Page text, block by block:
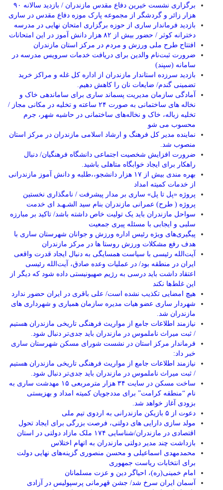
برگزاری نشست خیرین دفاع مقدس مازندران / بازدید سالانه ۹۰
هزار زائر و گردشگر از مجموعه پارک موزه دفاع مقدس در ساری
بازدید فرماندار ساری از حوزه برگزاری امتحان نهایی در مدرسه
دخترانه کوثر / حضور بیش از ۸۲ هزار دانش آموز در این امتحانات
افتتاح طرح ملی ورزش و مردم در مرکز استان مازندران
ضرورت ثبت‌نام والدین برای دریافت خدمات سرویس مدرسه در
سامانه (سپند)
بازدید سرزده استاندار مازندران از اداره کل غله و مراکز خرید
تضمینی گندم/ ضایعات نان را کاهش دهیم.
آمادگی سازمان مدیریت پسماند ساری برای ساماندهی خاک و
نخاله های ساختمانی به صورت ۲۴ ساعته و تخلیه در مکانی مجاز /
تخلیه زباله، خاک و نخاله‌های ساختمانی در حاشیه شهر، جرم
محسوب می شو
نماینده مدیر کل فرهنگ و ارشاد اسلامی مازندران در مرکز استان
منصوب شد.
ضرورت افزایش شخصیت اجتماعی دانشگاه فرهنگیان/ دنبال
راهکار برای ایجاد خوابگاه متاهلی باشید.
بهره مندی بیش از ۱۷ هزار دانشجو،،طلبه و دانش آموز مازندرانی
از خدمات کمیته امداد
پروژه «پل تا پل» ساری بر مدار پیشرفت / نامگذاری نخستین
پروژه ( طرح) عمرانی مازندران بنام سید الشـهـد ای خدمت
سواحل مازندران باید یک تولیت خاص داشته باشد/ تاکید بر مبارزه
سلبی و ایجابی با مسئله پیری جمعیت
پیگیری‌های ویژه رئیس اداره ورزش و جوانان شهرستان ساری با
هدف رفع مشکلات ورزش روستا ها در مرکز مازندران
آیت‌الله رئیسی با سیاست همسایگی به دنبال ایجاد قدرت واقعی
ایران در منطقه بود/ در عملیات وعده صادق، آیت‌الله رئیسی
اعتقاد داشت باید درسی به رژیم صهیونیستی داده شود که دیگر از
این غلط‌ها نکند
هیچ امضایی تکذیب نشده است/ علی باقری در ایران حضور ندارد
شهردار ساری عضو هیات مدیره سازمان همیاری و شهرداری های
مازندران شد.
نیازمند اطلاعات جامع از مواریث فرهنگی تاریخی مازندران هستیم
/ ثبت میراث ناملموس در مازندران باید جدی‌تر دنبال شود.
فرماندار مرکز استان در نشست شورای مسکن شهرستان ساری
خبر داد:
نیازمند اطلاعات جامع از مواریث فرهنگی تاریخی مازندران هستیم
/ ثبت میراث ناملموس در مازندران باید جدی‌تر دنبال شود.
ساخت مسکن در سایت ۳۴ هزار مترمربعی ۱۵ مهدشت ساری به
نام “منطقه کرامت” برای مددجویان کمیته امداد و بهزیستی
بزودی آغاز خواهد شد.
دعوت از ۵ بازیکن مازندرانی به اردوی تیم ملی
مولد سازی دارایی های دولتی، فرصت بزرگی برای ایجاد تحول
اقتصادی در مازندران/شناسایی ۱۷۴ ملک مازاد دولتی در استان
بازداشت چند مدیر دولتی مازندران به اتهام اختلاس
محمدمهدی اسماعیلی و محسن منصوری گزینه‌های نهایی دولت
برای انتخابات ریاست جمهوری
امام خمینی(ره)، احیاگر دین و عزت مسلمانان
آسمان ایران سرخ شد/ جشن قهرمانی پرسپولیس در آزادی